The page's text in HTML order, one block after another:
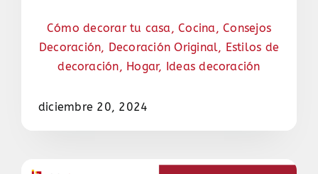
Cómo decorar tu casa ,Cocina ,Consejos
Decoración, Decoración Original, Estilos de
decoración, Hogar, Ideas decoración
diciembre 20, 2024